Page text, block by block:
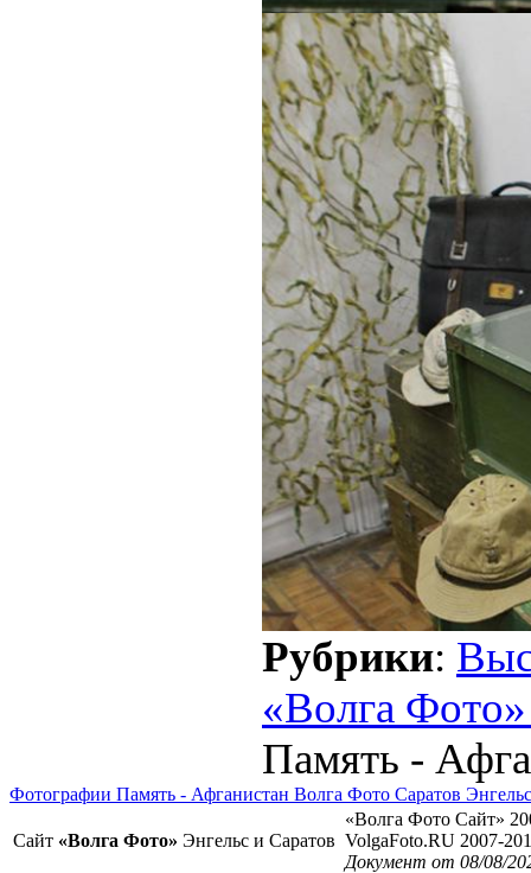
Рубрики:
«Волга
Память -
Фотографии Память - Афганистан Волга Фото Саратов Энгельс
Сайт «Волга Фото» Энгельс и Саратов
«Волга Фото Сайт»
VolgaFoto.RU 2007-
Документ от 08/08/